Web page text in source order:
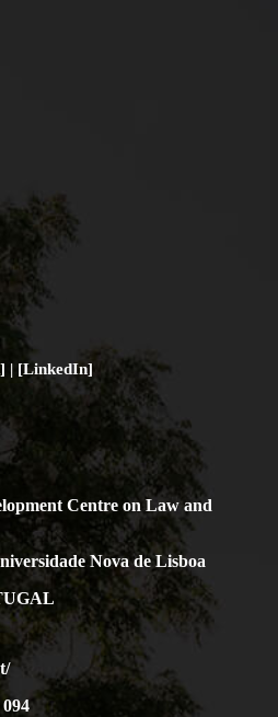
] | [LinkedIn]
Centre on Law and
Nova de Lisboa
094